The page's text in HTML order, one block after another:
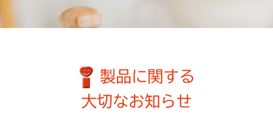
製品に関する
大切なお知らせ